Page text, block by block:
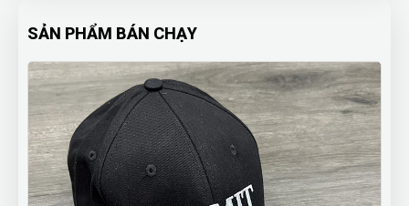
SẢN PHẨM BÁN CHẠY